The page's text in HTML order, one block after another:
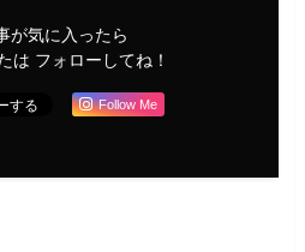
が気に入ったら
は フォローしてね！
Follow Me